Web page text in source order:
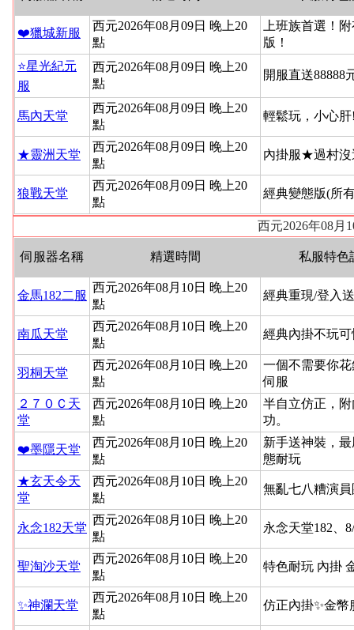
❤️獵城新服
西元2026年08月09日 晚上20
點
上班族首選！
版！
⭐星光紀元
服
西元2026年08月09日 晚上20
點
開服直送88888
馬內天堂
西元2026年08月09日 晚上20
點
輕鬆玩，小心
★靈洲天堂
西元2026年08月09日 晚上20
點
內掛服★過村
狼戰天堂
西元2026年08月09日 晚上20
點
經典變態版(所
西元2026年08月
伺服器名稱 精選時間 私服特色
金馬182二服
西元2026年08月10日 晚上20
點
經典重現/登入
南瓜天堂
西元2026年08月10日 晚上20
點
經典內掛不玩
羽桐天堂
西元2026年08月10日 晚上20
點
一個不需要你
伺服
２７０Ｃ天
堂
西元2026年08月10日 晚上20
點
半自立仿正，
功。
❤️墨隱天堂
西元2026年08月10日 晚上20
點
新手送神裝，
態耐玩
★玄天令天
堂
西元2026年08月10日 晚上20
點
無亂七八糟演
永念182天堂
西元2026年08月10日 晚上20
點
永念天堂182、
聖淘沙天堂
西元2026年08月10日 晚上20
點
特色耐玩 內掛
✨神瀾天堂
西元2026年08月10日 晚上20
點
仿正內掛✨金幣